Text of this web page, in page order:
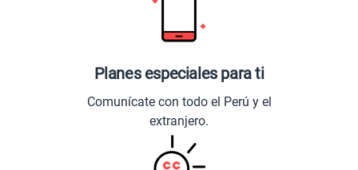
Planes especiales para ti
Comunícate con todo el Perú y el
extranjero.